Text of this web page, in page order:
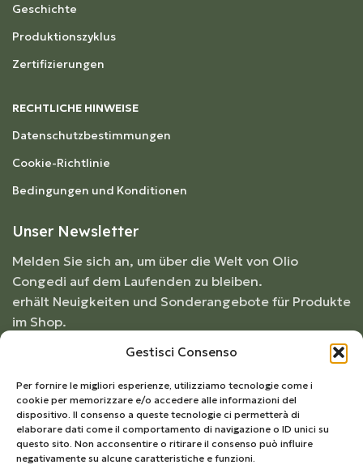
Gestisci Consenso
Per fornire le migliori esperienze, utilizziamo tecnologie come i
cookie per memorizzare e/o accedere alle informazioni del
dispositivo. Il consenso a queste tecnologie ci permetterà di
elaborare dati come il comportamento di navigazione o ID unici su
questo sito. Non acconsentire o ritirare il consenso può influire
negativamente su alcune caratteristiche e funzioni.
Geschichte
Produktionszyklus
Zertifizierungen
RECHTLICHE HINWEISE
Datenschutzbestimmungen
Cookie-Richtlinie
Bedingungen und Konditionen
Unser Newsletter
Melden Sie sich an, um über die Welt von Olio
Congedi auf dem Laufenden zu bleiben.
erhält Neuigkeiten und Sonderangebote für Produkte
im Shop.